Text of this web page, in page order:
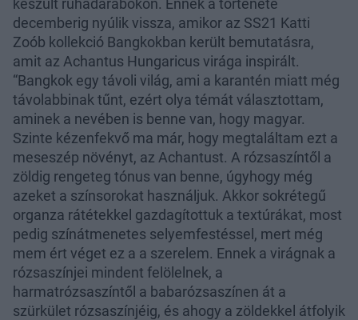
készült ruhadarabokon. Ennek a története
decemberig nyúlik vissza, amikor az SS21 Katti
Zoób kollekció Bangkokban került bemutatásra,
amit az Achantus Hungaricus virága inspirált.
“Bangkok egy távoli világ, ami a karantén miatt még
távolabbinak tűnt, ezért olya témát választottam,
aminek a nevében is benne van, hogy magyar.
Szinte kézenfekvő ma már, hogy megtaláltam ezt a
meseszép növényt, az Achantust. A rózsaszíntől a
zöldig rengeteg tónus van benne, úgyhogy még
azeket a színsorokat használjuk. Akkor sokrétegű
organza rátétekkel gazdagítottuk a textúrákat, most
pedig színátmenetes selyemfestéssel, mert még
mem ért véget ez a a szerelem. Ennek a virágnak a
rózsaszínjei mindent felölelnek, a
harmatrózsaszíntől a babarózsaszínen át a
szürkület rózsaszínjéig, és ahogy a zöldekkel átfolyik